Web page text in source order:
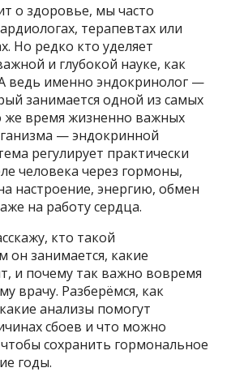
о здоровье, мы часто
терапевтах или
Но редко кто уделяет
и глубокой науке, как
ведь именно эндокринолог —
занимается одной из самых
же время жизненно важных
— эндокринной
регулирует практически
человека через гормоны,
настроение, энергию, обмен
на работу сердца.
кто такой
он занимается, какие
и почему так важно вовремя
врачу. Разберёмся, как
анализы помогут
сбоев и что можно
сохранить гормональное
годы.